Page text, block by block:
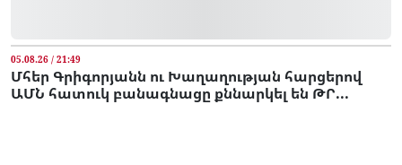
05.08.26 / 21:49
Մհեր Գրիգորյանն ու Խաղաղության հարցերով
ԱՄՆ հատուկ բանագնացը քննարկել են ԹՐ...